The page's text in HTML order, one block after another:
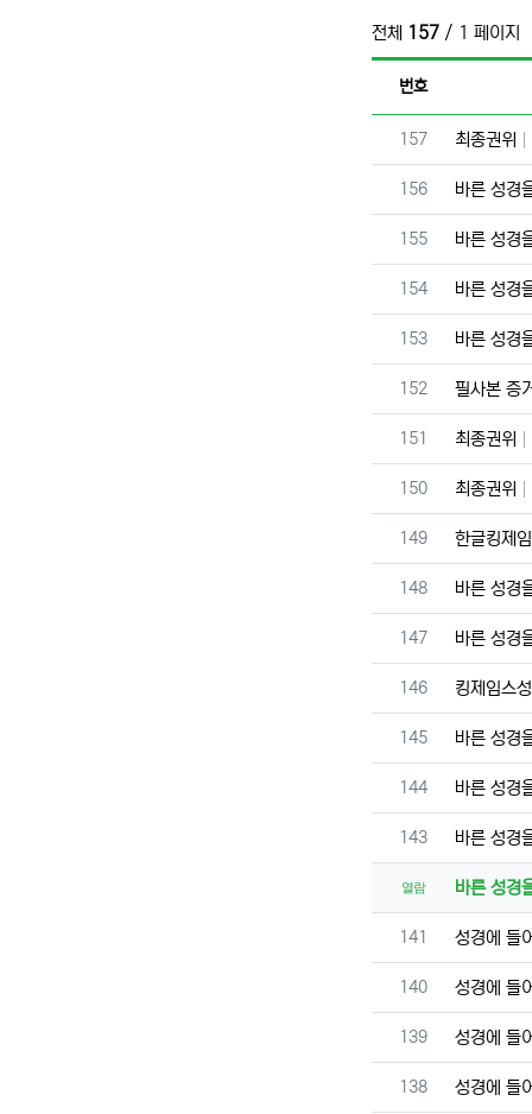
전체 157 / 1 페이지
번호
번호
157 최종권위
번호
156 바른 성경
번호
155 바른 성경
번호
154 바른 성경
번호
153 바른 성경
번호
152 필사본 증
번호
151 최종권위
번호
150 최종권위
번호
149 한글킹제
번호
148 바른 성경
번호
147 바른 성경
번호
146 킹제임스
번호
145 바른 성경
번호
144 바른 성경
번호
143 바른 성경
열람 바른 성경
번호
141 성경에 들
번호
140 성경에 들
번호
139 성경에 들
번호
138 성경에 들